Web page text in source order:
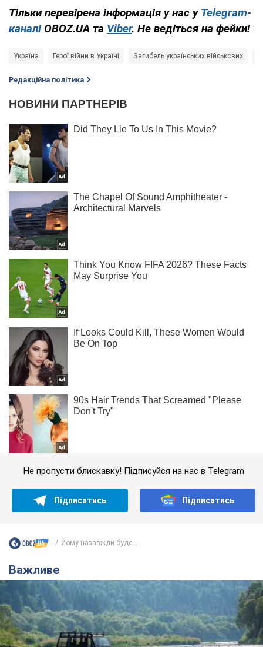
Тільки перевірена інформація у нас у Telegram-
каналі OBOZ.UA та Viber. Не ведіться на фейки!
Україна Герої війни в Україні Загибель українських військових
Редакційна політика
Не пропусти блискавку! Підписуйся на нас в Telegram
Підписатись Підписатись
Йому назавжди буде...
Важливе